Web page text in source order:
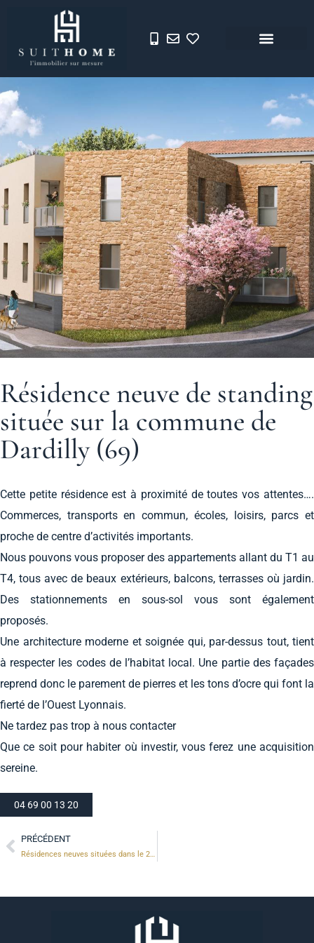
Résidence neuve de standing
située sur la commune de
Dardilly (69)
Cette petite résidence est à proximité de toutes vos attentes….
Commerces, transports en commun, écoles, loisirs, parcs et
proche de centre d’activités importants.
Nous pouvons vous proposer des appartements allant du T1 au
T4, tous avec de beaux extérieurs, balcons, terrasses où jardin.
Des stationnements en sous-sol vous sont également
proposés.
Une architecture moderne et soignée qui, par-dessus tout, tient
à respecter les codes de l’habitat local. Une partie des façades
reprend donc le parement de pierres et les tons d’ocre qui font la
fierté de l’Ouest Lyonnais.
Ne tardez pas trop à nous contacter
Que ce soit pour habiter où investir, vous ferez une acquisition
sereine.
04 69 00 13 20
PRÉCÉDENT
Résidences neuves situées dans le 2ème arrondissement de Lyon (69)